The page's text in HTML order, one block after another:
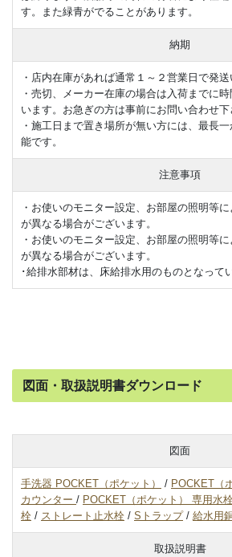
す。また緑青がでることがあります。
納期
・店内在庫があれば通常１～２営業日で発送
・売切、メーカー在庫の場合は入荷までに
います。お急ぎの方は事前にお問い合わせ下
・施工日まで置き場所が無い方には、最長
能です。
注意事項
・お使いのモニター設定、お部屋の照明等
が異なる場合がございます。
・お使いのモニター設定、お部屋の照明等
が異なる場合がございます。
･給排水部材は、床給排水用のものとなって
図面・取扱説明書ダウンロード
図面
手洗器 POCKET（ポケット） / POCKET（
カウンター / POCKET（ポケット） 専用水
栓 / ストレート止水栓 / Sトラップ/ 給水用
取扱説明書